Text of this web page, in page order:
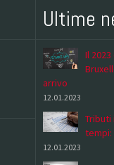
Ultime
Il
arrivo
12.01.2023
Tributi
tempi:
12.01.2023